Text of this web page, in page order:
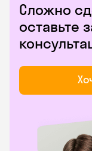
Сложно
оставьте